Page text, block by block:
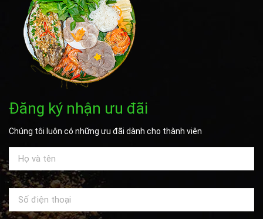
Đăng ký nhận ưu đãi
Chúng tôi luôn có những ưu đãi dành cho thành viên